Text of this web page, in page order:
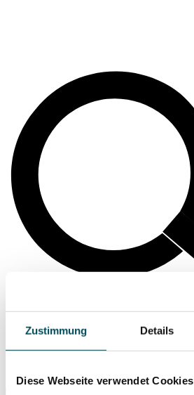
Zustimmung Details
Diese Webseite verwendet Cookies
Suche ...